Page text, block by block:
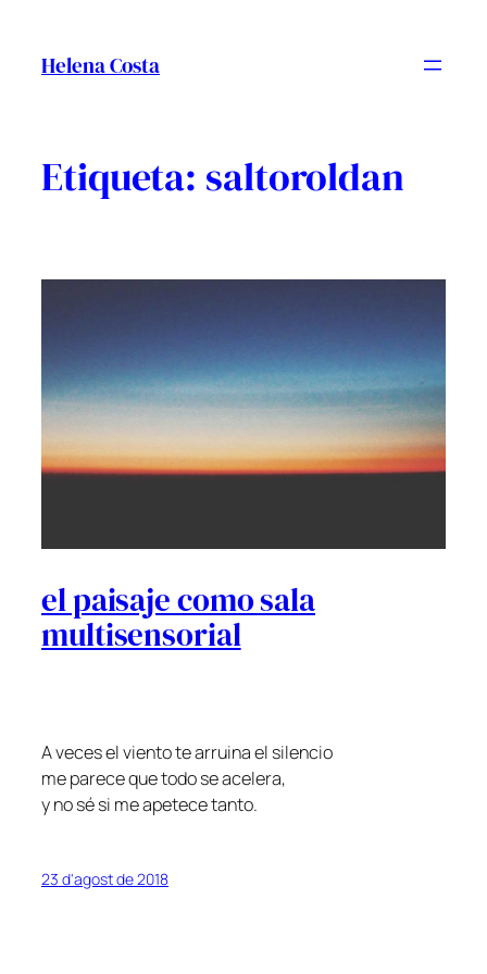
contingut
Helena Costa
Etiqueta: saltoroldan
el paisaje como sala
multisensorial
A veces el viento te arruina el silencio
me parece que todo se acelera,
y no sé si me apetece tanto.
23 d'agost de 2018